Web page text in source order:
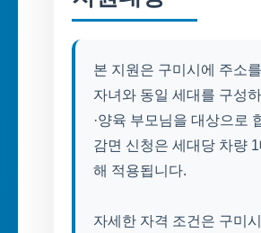
본 지원은 구미시에 주소
자녀와 동일 세대를 구성
·양육 부모님을 대상으로
감면 신청은 세대당 차량
해 적용됩니다.
자세한 자격 조건은 구미